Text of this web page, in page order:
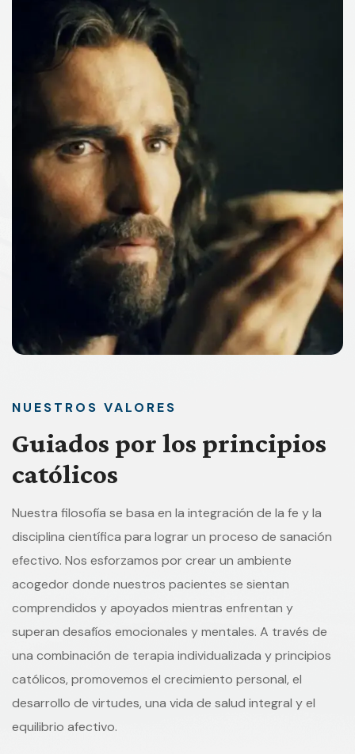
NUESTROS VALORES
Guiados por los principios
católicos
Nuestra filosofía se basa en la integración de la fe y la
disciplina científica para lograr un proceso de sanación
efectivo. Nos esforzamos por crear un ambiente
acogedor donde nuestros pacientes se sientan
comprendidos y apoyados mientras enfrentan y
superan desafíos emocionales y mentales. A través de
una combinación de terapia individualizada y principios
católicos, promovemos el crecimiento personal, el
desarrollo de virtudes, una vida de salud integral y el
equilibrio afectivo.